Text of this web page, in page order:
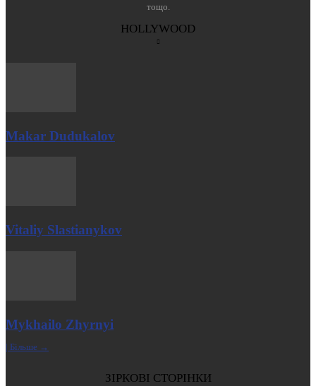
тощо.
HOLLYWOOD
Makar Dudukalov
Vitaliy Slastianykov
Mykhailo Zhyrnyi
| Більше →
ЗІРКОВІ СТОРІНКИ